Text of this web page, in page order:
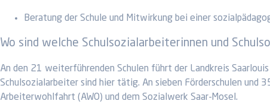
Beratung der Schule und Mitwirkung bei einer
Wo sind welche Schulsozialarbeiterinnen und
An den 21 weiterführenden Schulen führt der Landkreis
Schulsozialarbeiter sind hier tätig. An sieben Förderschulen und
Arbeiterwohlfahrt (AWO) und dem Sozialwerk Saar-Mosel.